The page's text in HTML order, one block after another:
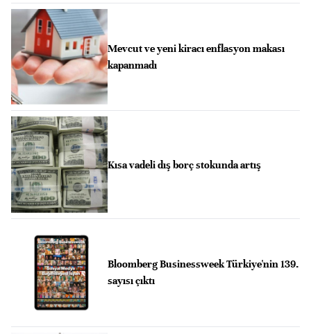
Mevcut ve yeni kiracı enflasyon makası
kapanmadı
Kısa vadeli dış borç stokunda artış
Bloomberg Businessweek Türkiye'nin 139.
sayısı çıktı